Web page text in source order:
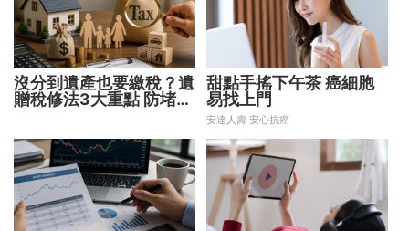
沒分到遺產也要繳稅？遺
贈稅修法3大重點 防堵惡
甜點手搖下午茶 癌細胞
易找上門
安達人壽 安心抗癌